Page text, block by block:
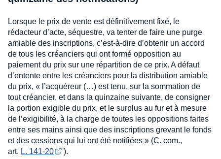
Lorsque le prix de vente est définitivement fixé, le
rédacteur d’acte, séquestre, va tenter de faire une purge
amiable des inscriptions, c’est-à-dire d’obtenir un accord
de tous les créanciers qui ont formé opposition au
paiement du prix sur une répartition de ce prix. A défaut
d’entente entre les créanciers pour la distribution amiable
du prix, « l’acquéreur (…) est tenu, sur la sommation de
tout créancier, et dans la quinzaine suivante, de consigner
la portion exigible du prix, et le surplus au fur et à mesure
de l’exigibilité, à la charge de toutes les oppositions faites
entre ses mains ainsi que des inscriptions grevant le fonds
et des cessions qui lui ont été notifiées » (C. com.,
art. L. 141-20 ).